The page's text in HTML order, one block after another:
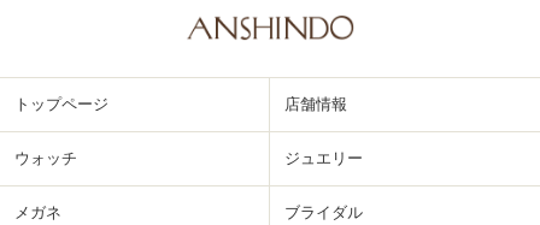
トップページ 店舗情報
ウォッチ ジュエリー
メガネ ブライダル